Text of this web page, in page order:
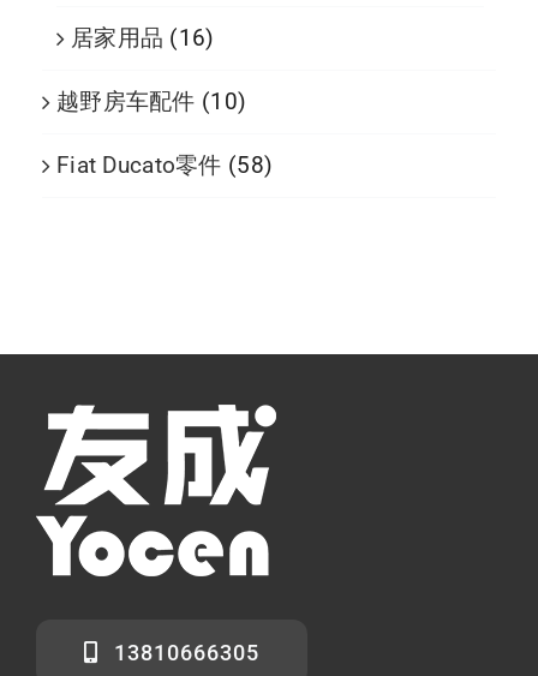
居家用品 (16)
越野房车配件 (10)
Fiat Ducato零件 (58)
13810666305